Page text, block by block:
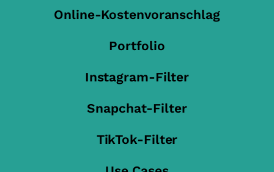
Online-Kostenvoranschlag
Portfolio
Instagram-Filter
Snapchat-Filter
TikTok-Filter